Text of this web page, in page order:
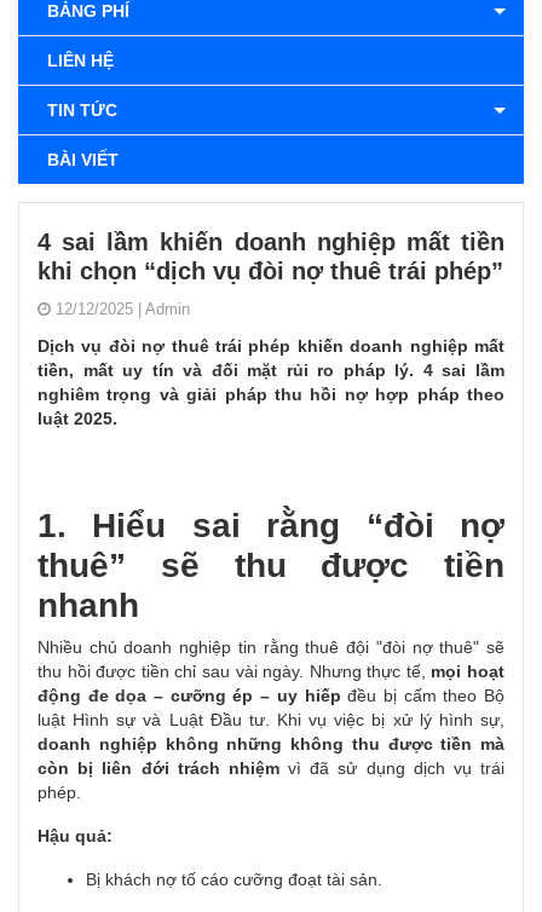
BẢNG PHÍ
LIÊN HỆ
TIN TỨC
BÀI VIẾT
4 sai lầm khiến doanh nghiệp mất tiền
khi chọn “dịch vụ đòi nợ thuê trái phép”
12/12/2025 Admin
Dịch vụ đòi nợ thuê trái phép khiến doanh nghiệp mất
tiền, mất uy tín và đối mặt rủi ro pháp lý. 4 sai lầm
nghiêm trọng và giải pháp thu hồi nợ hợp pháp theo
luật 2025.
1. Hiểu sai rằng “đòi nợ
thuê” sẽ thu được tiền
nhanh
Nhiều chủ doanh nghiệp tin rằng thuê đội "đòi nợ thuê" sẽ
thu hồi được tiền chỉ sau vài ngày. Nhưng thực tế, mọi hoạt
động đe dọa – cưỡng ép – uy hiếp đều bị cấm theo Bộ
luật Hình sự và Luật Đầu tư.
Khi vụ việc bị xử lý hình sự,
doanh nghiệp không những không thu được tiền mà
còn bị liên đới trách nhiệmvì đã sử dụng dịch vụ trái
phép.
Hậu quả:
Bị khách nợ tố cáo cưỡng đoạt tài sản.